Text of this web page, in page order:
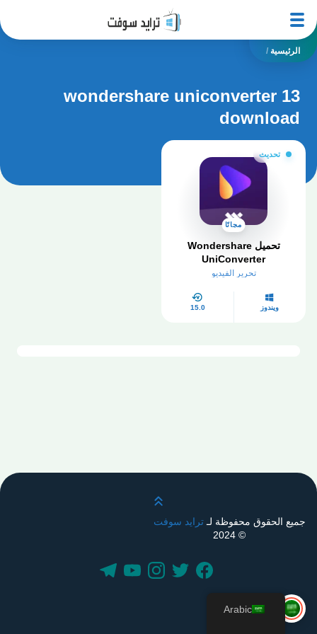
الرئيسية /
wondershare uniconverter 13
download
تحديث
مجانًا
تحميل Wondershare
UniConverter
تحرير الفيديو
ويندوز 15.0
قم بالتمرير لأعلى
جميع الحقوق محفوظة لـترايد سوفت
© 2024
Arabic